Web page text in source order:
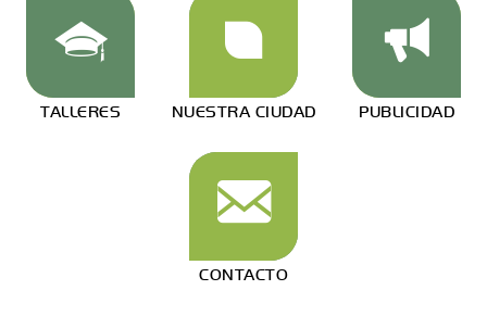
TALLERES NUESTRA CIUDAD PUBLICIDAD
CONTACTO